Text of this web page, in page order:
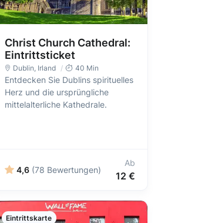
Christ Church Cathedral:
Eintrittsticket
Dublin , Irland 40 Min
Entdecken Sie Dublins spirituelles
Herz und die ursprüngliche
mittelalterliche Kathedrale.
4,6 (78 Bewertungen)
Ab
12 €
Eintrittskarte